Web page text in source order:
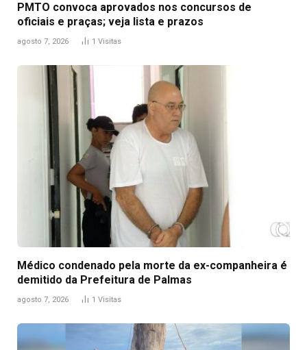
PMTO convoca aprovados nos concursos de
oficiais e praças; veja lista e prazos
agosto 7, 2026 1 Visitas
Médico condenado pela morte da ex-companheira é
demitido da Prefeitura de Palmas
agosto 7, 2026 1 Visitas